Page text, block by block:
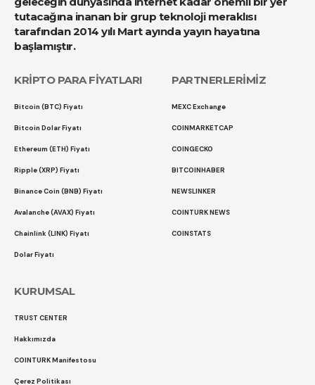
tutacağına inanan bir grup teknoloji meraklısı
tarafından 2014 yılı Mart ayında yayın hayatına
başlamıştır.
KRİPTO PARA FİYATLARI
Bitcoin (BTC) Fiyatı
Bitcoin Dolar Fiyatı
Ethereum (ETH) Fiyatı
Ripple (XRP) Fiyatı
Binance Coin (BNB) Fiyatı
Avalanche (AVAX) Fiyatı
Chainlink (LINK) Fiyatı
Dolar Fiyatı
PARTNERLERİMİZ
MEXC Exchange
COINMARKETCAP
COINGECKO
BITCOINHABER
NEWSLINKER
COINTURK NEWS
COINSTATS
KURUMSAL
TRUST CENTER
Hakkımızda
COINTURK Manifestosu
Çerez Politikası